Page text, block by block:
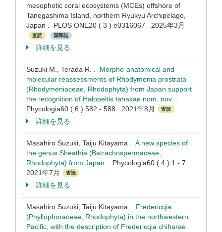
mesophotic coral ecosystems (MCEs) offshore of
Tanegashima Island, northern Ryukyu Archipelago,
Japan . PLOS ONE20 ( 3 ) e0316067 2025年3月
査読 国際誌
詳細を見る
Suzuki M., Terada R. . Morpho-anatomical and
molecular reassessments of Rhodymenia prostrata
(Rhodymeniaceae, Rhodophyta) from Japan support
the recognition of Halopeltis tanakae nom. nov. .
Phycologia60 ( 6 ) 582 - 588 2021年8月
査読
詳細を見る
Masahiro Suzuki, Taiju Kitayama . A new species of
the genus Sheathia (Batrachospermaceae,
Rhodophyta) from Japan . Phycologia60 ( 4 ) 1 - 7
2021年7月
査読
詳細を見る
Masahiro Suzuki, Taiju Kitayama . Fredericqia
(Phyllophoraceae, Rhodophyta) in the northwestern
Pacific, with the description of Fredericqia chiharae